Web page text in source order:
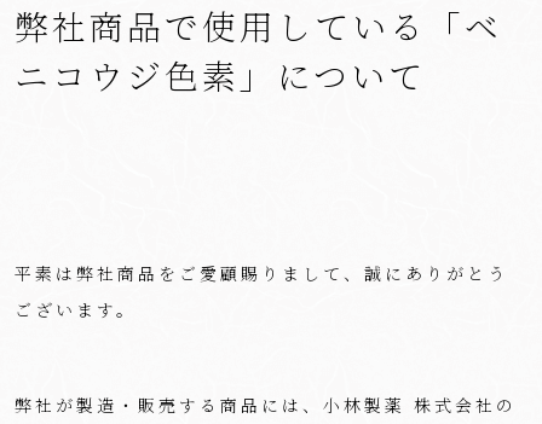
弊社商品で使用している「ベ
ニコウジ色素」について
平素は弊社商品をご愛顧賜りまして、誠にありがとう
ございます。
弊社が製造・販売する商品には、小林製薬 株式会社の